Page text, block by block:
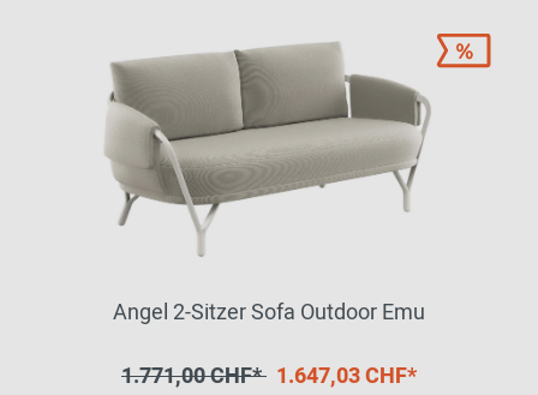
Angel 2-Sitzer Sofa Outdoor Emu
1.771,00 CHF* 1.647,03 CHF*